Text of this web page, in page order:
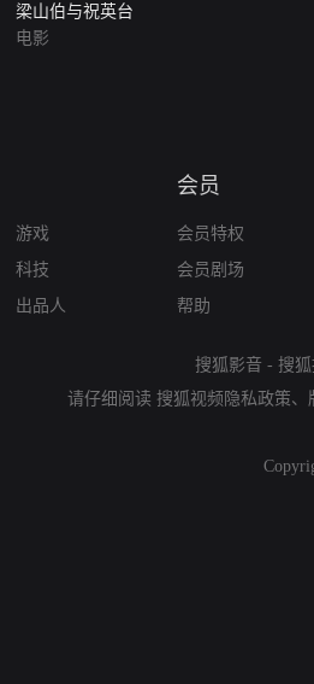
梁山伯与祝英台
电影
游戏
科技
出品人
会员
会员特权
会员剧场
帮助
搜狐影音 - 搜
请仔细阅读 搜狐视频隐私政策、